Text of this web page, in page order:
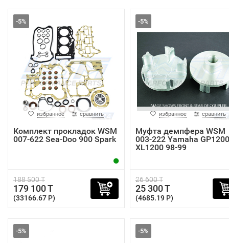
-5%
избранное сравнить
Комплект прокладок WSM
007-622 Sea-Doo 900 Spark
188 500 T
179 100 T
(33166.67 P)
-5%
избранное сравнить
Муфта демпфера WSM
003-222 Yamaha
XL1200 98-99
26 600 T
25 300 T
(4685.19 P)
-5% -5%